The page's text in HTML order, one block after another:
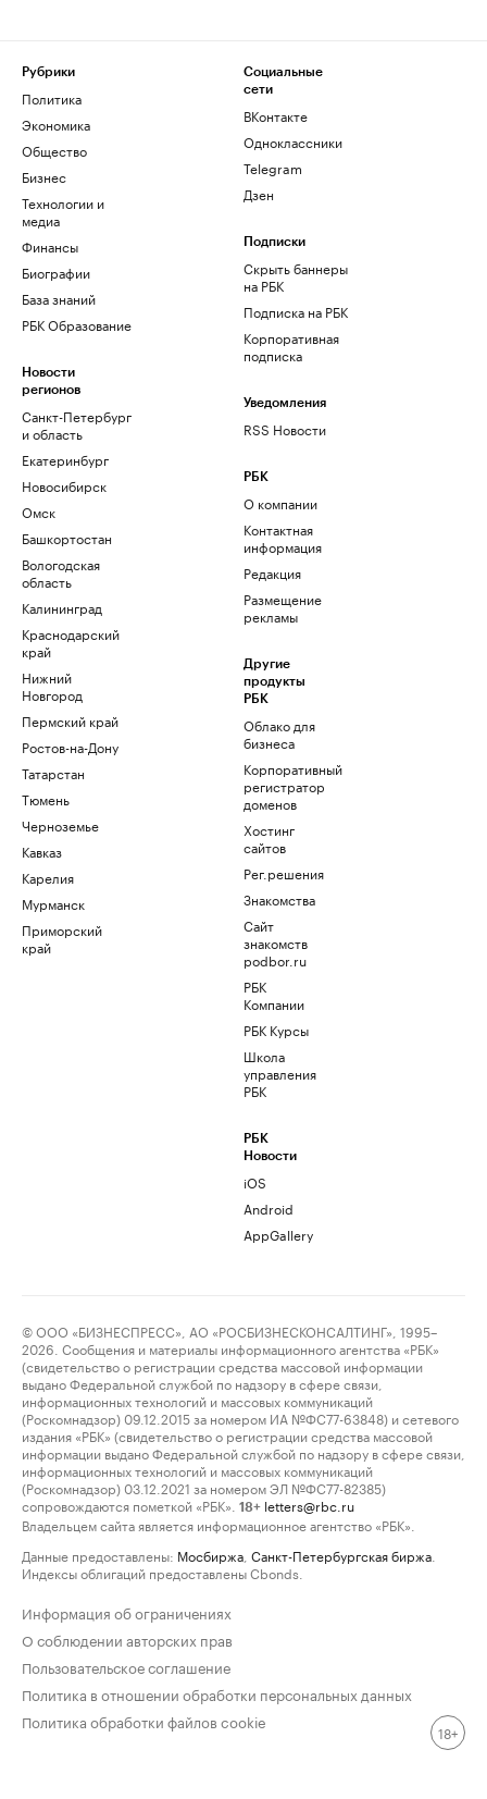
Рубрики
Политика
Экономика
Общество
Бизнес
Технологии и
медиа
Финансы
Биографии
База знаний
РБК Образование
Новости
регионов
Санкт-Петербург
и область
Екатеринбург
Новосибирск
Омск
Башкортостан
Вологодская
область
Калининград
Краснодарский
край
Нижний
Новгород
Пермский край
Ростов-на-Дону
Татарстан
Тюмень
Черноземье
Кавказ
Карелия
Мурманск
Приморский
край
Социальные
сети
ВКонтакте
Одноклассники
Telegram
Дзен
Подписки
Скрыть баннеры
на РБК
Подписка на РБК
Корпоративная
подписка
Уведомления
RSS Новости
РБК
О компании
Контактная
информация
Редакция
Размещение
рекламы
Другие
продукты
РБК
Облако для
бизнеса
Корпоративный
регистратор
доменов
Хостинг
сайтов
Рег.решения
Знакомства
Сайт
знакомств
podbor.ru
РБК
Компании
РБК Курсы
Школа
управления
РБК
РБК
Новости
iOS
Android
AppGallery
© ООО «БИЗНЕСПРЕСС», АО «РОСБИЗНЕСКОНСАЛТИНГ», 1995–
2026. Сообщения и материалы информационного агентства «РБК»
(свидетельство о регистрации средства массовой информации
выдано Федеральной службой по надзору в сфере связи,
информационных технологий и массовых коммуникаций
(Роскомнадзор) 09.12.2015 за номером ИА №ФС77-63848) и сетевого
издания «РБК» (свидетельство о регистрации средства массовой
информации выдано Федеральной службой по надзору в сфере связи,
информационных технологий и массовых коммуникаций
(Роскомнадзор) 03.12.2021 за номером ЭЛ №ФС77-82385)
сопровождаются пометкой «РБК».
18+ letters@rbc.ru
Владельцем сайта является информационное агентство «РБК».
Данные предоставлены: Мосбиржа Санкт-Петербургская биржа
Индексы облигаций предоставлены Cbonds.
Информация об ограничениях
О соблюдении авторских прав
Пользовательское соглашение
Политика в отношении обработки персональных данных
Политика обработки файлов cookie
18+